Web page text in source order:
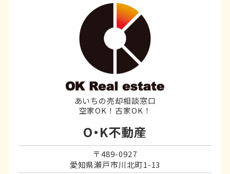
あいちの売却相談窓口
空家OK！古家OK！
O・K不動産
〒489-0927
愛知県瀬戸市川北町1-13